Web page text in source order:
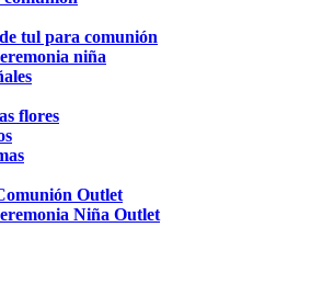
tul para comunión
niña
flores
Outlet
Niña Outlet